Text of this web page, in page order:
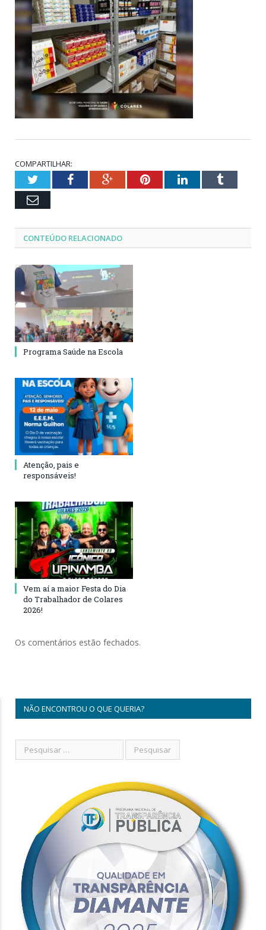
COMPARTILHAR:
TwitterFacebookGoogle+PinterestLinkedInTumblr
Email
CONTEÚDO RELACIONADO
Programa Saúde na Escola
Atenção, pais e
responsáveis!
Vem aí a maior Festa do Dia
do Trabalhador de Colares
2026!
Os comentários estão fechados.
NÃO ENCONTROU O QUE QUERIA?